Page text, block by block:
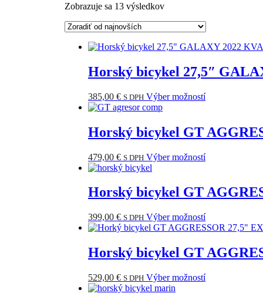
Zobrazuje sa 13 výsledkov
najnovších
Horský bicykel 27,5″
385,00 € S DPH Výber možnostíTento
viacero
variantov.
na
stránke
produktu.
Horský bicykel GT
479,00 € S DPH Výber možnostíTento
viacero
variantov.
môžete
na
stránke
produktu.
Horský bicykel GT
399,00 € S DPH Výber možnostíTento
produkt
viacero
variantov.
Horský bicykel GT
529,00 € S DPH Výber možnostíTento